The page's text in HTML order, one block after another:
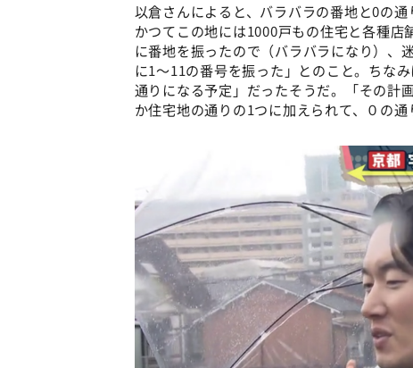
以倉さんによると、バラバラの番地と0の
かつてこの地には1000戸もの住宅と各種
に番地を振ったので（バラバラになり）、
に1～11の番号を振った」とのこと。ちな
通りになる予定」だったそうだ。「その計
か住宅地の通りの1つに加えられて、０の通